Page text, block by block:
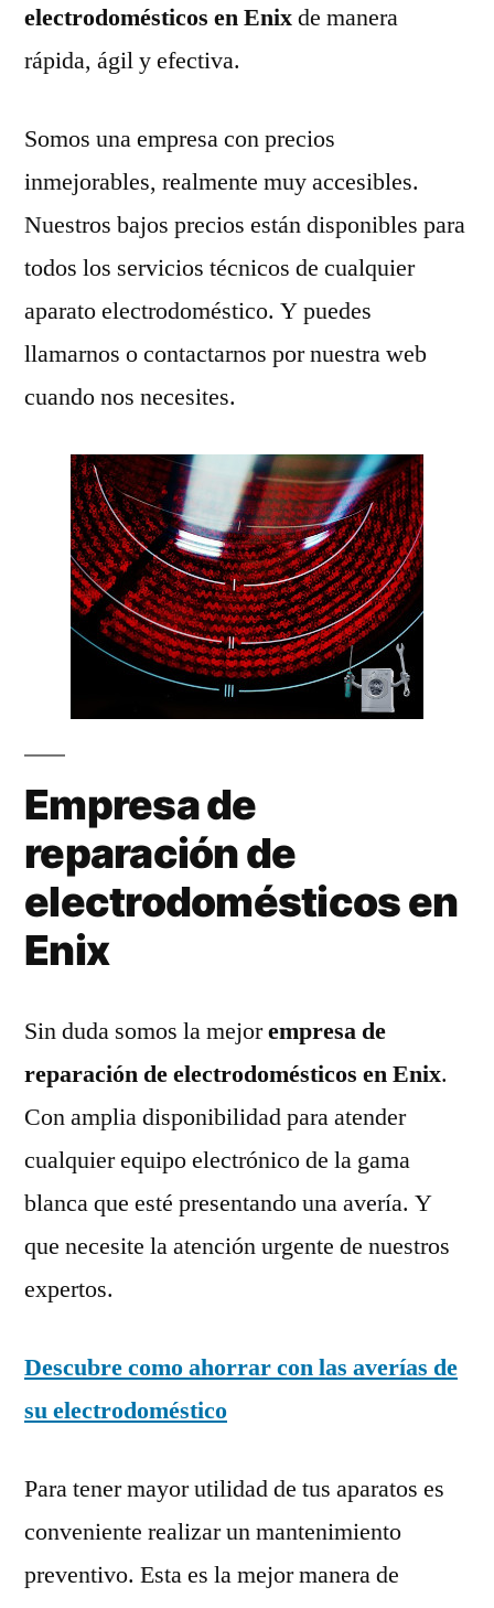
electrodomésticos en Enixde manera
rápida, ágil y efectiva.
Somos una empresa con precios
inmejorables, realmente muy accesibles.
Nuestros bajos precios están disponibles para
todos los servicios técnicos de cualquier
aparato electrodoméstico. Y puedes
llamarnos o contactarnos por nuestra web
cuando nos necesites.
Empresa de
reparación de
electrodomésticos en
Enix
Sin duda somos la mejorempresa de
reparación de electrodomésticos en Enix.
Con amplia disponibilidad para atender
cualquier equipo electrónico de la gama
blanca que esté presentando una avería. Y
que necesite la atención urgente de nuestros
expertos.
Descubre como ahorrar con las averías de
su electrodoméstico
Para tener mayor utilidad de tus aparatos es
conveniente realizar un mantenimiento
preventivo. Esta es la mejor manera de